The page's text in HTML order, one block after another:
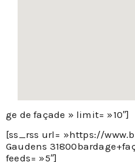
ge de façade » limit= »10″]
[ss_rss url= »https://
Gaudens
feeds= »5″]